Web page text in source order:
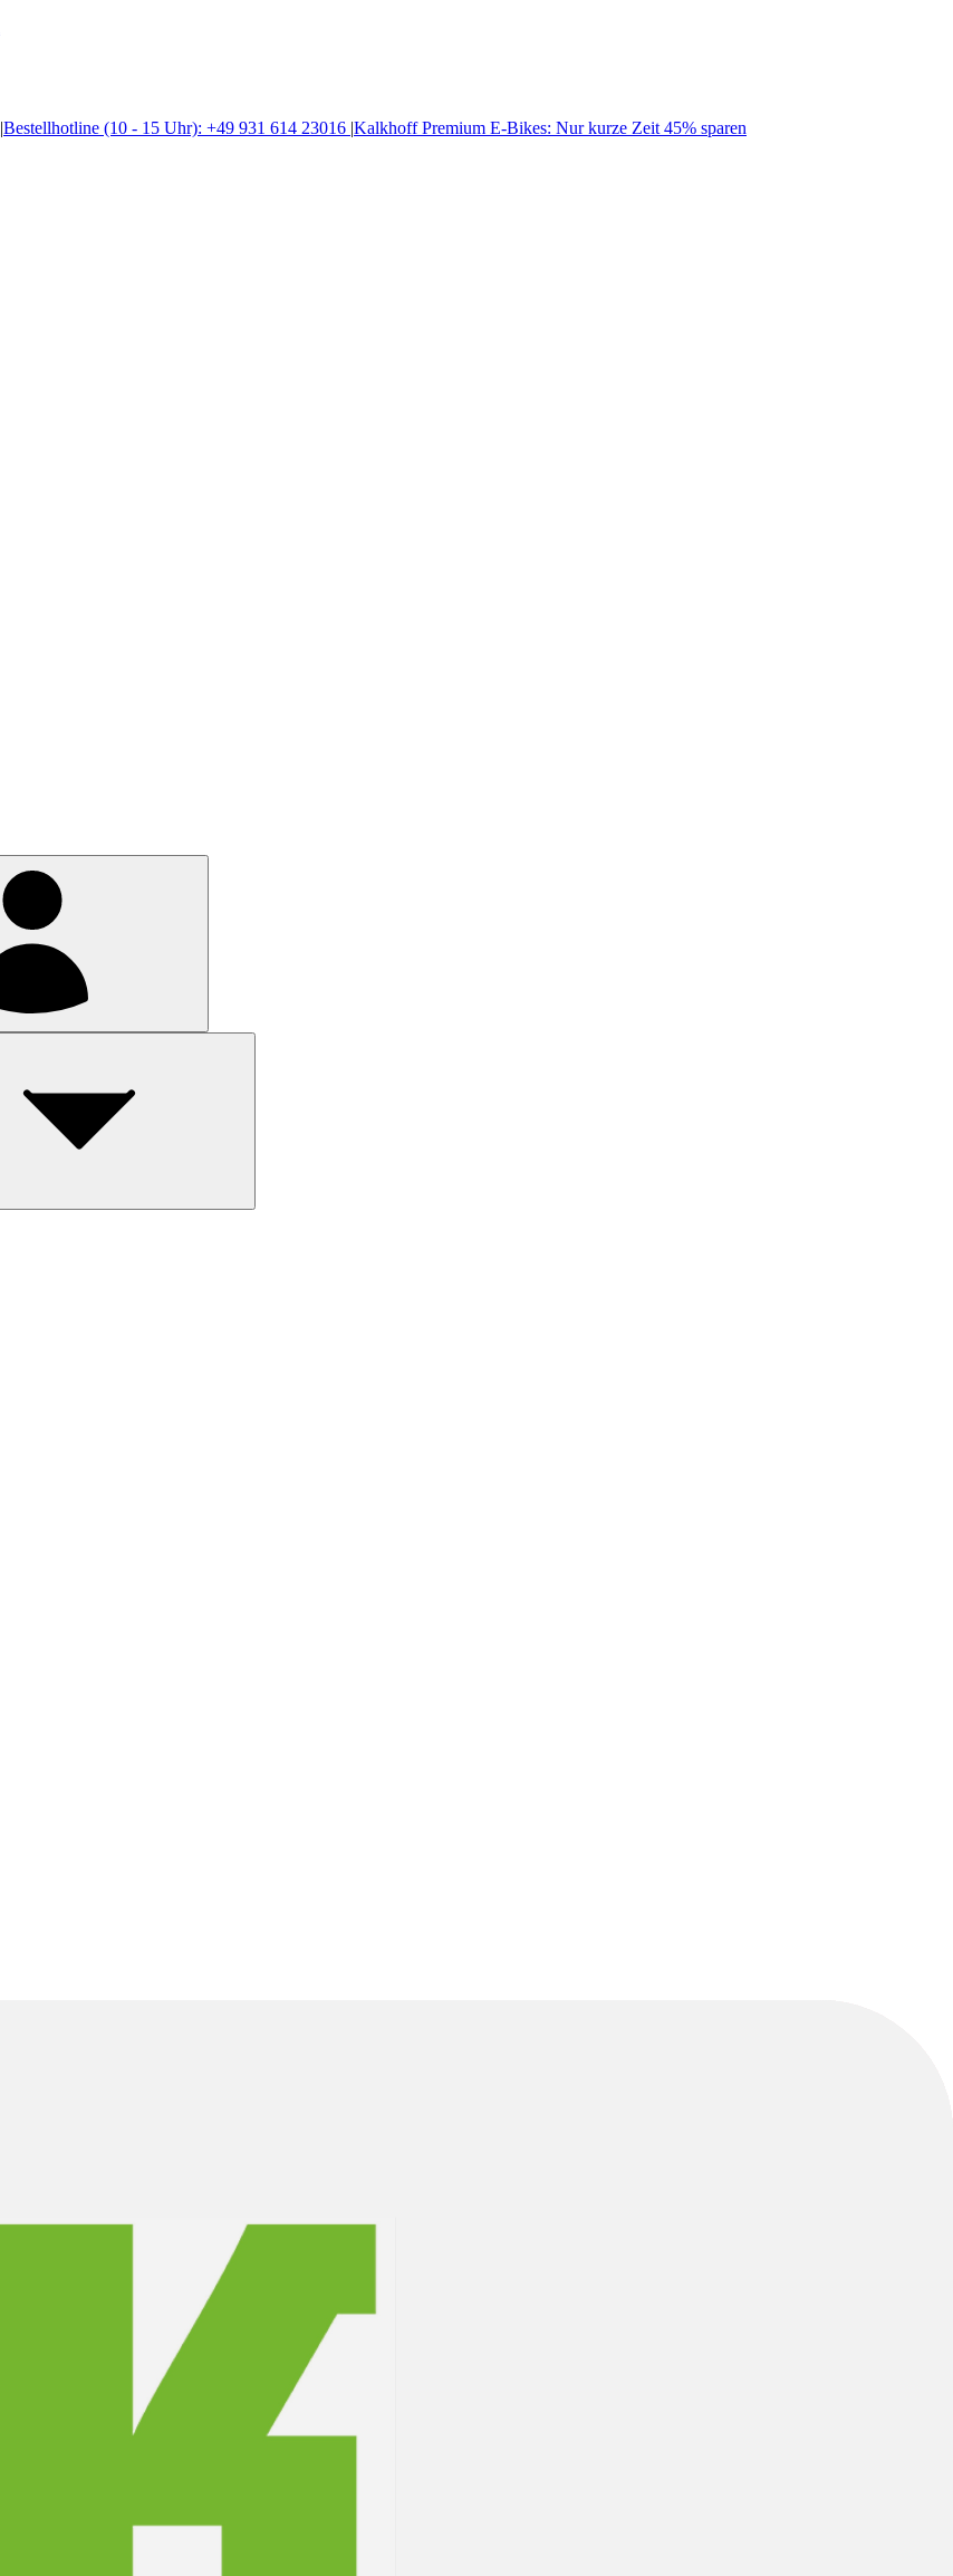
|Bestellhotline (10 - 15 Uhr): +49 931 614 23016 |Kalkhoff Premium E-Bikes: Nur kurze Zeit 45% sparen